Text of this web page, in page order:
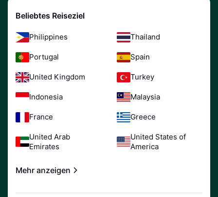
Beliebtes Reiseziel
Philippines Thailand
Portugal Spain
United Kingdom Turkey
Indonesia Malaysia
France Greece
United Arab
Emirates
United States of
America
Mehr anzeigen